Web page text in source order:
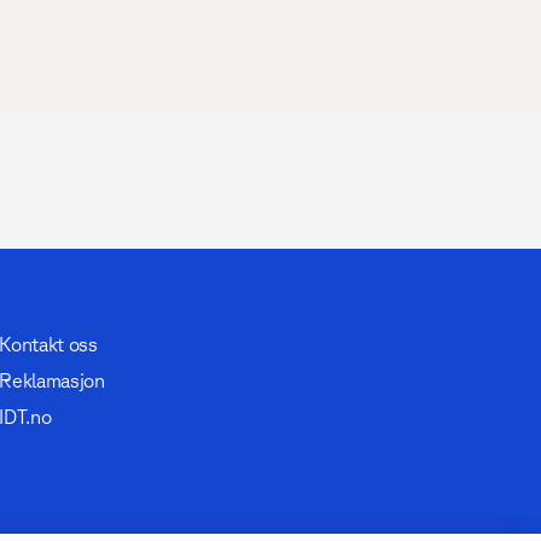
Kontakt oss
Reklamasjon
IDT.no